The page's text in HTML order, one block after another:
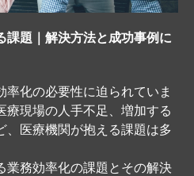
課題｜解決方法と成功事例に
化の必要性に迫られていま
療現場の人手不足、増加する
、医療機関が抱える課題は多
業務効率化の課題とその解決